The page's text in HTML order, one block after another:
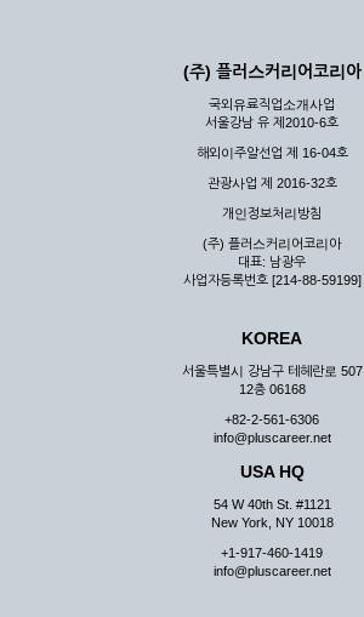
(주) 플러스커리어코리아
국외유료직업소개사업
서울강남 유 제2010-6호
해외이주알선업 제 16-04호
관광사업 제 2016-32호
개인정보처리방침
(주) 플러스커리어코리아
대표: 남광우
사업자등록번호 [214-88-59199]
KOREA
서울특별시 강남구 테헤란로 507
12층 06168
+82-2-561-6306
info@pluscareer.net
USA HQ
54 W 40th St. #1121
New York, NY 10018
+1-917-460-1419
info@pluscareer.net